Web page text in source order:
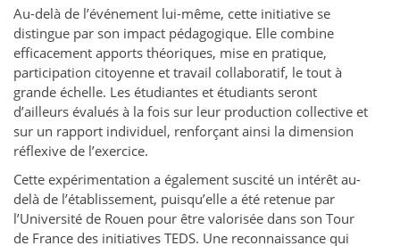
Au-delà de l’événement lui-même, cette initiative se
distingue par son impact pédagogique. Elle combine
efficacement apports théoriques, mise en pratique,
participation citoyenne et travail collaboratif, le tout à
grande échelle. Les étudiantes et étudiants seront
d’ailleurs évalués à la fois sur leur production collective et
sur un rapport individuel, renforçant ainsi la dimension
réflexive de l’exercice.
Cette expérimentation a également suscité un intérêt au-
delà de l’établissement, puisqu’elle a été retenue par
l’Université de Rouen pour être valorisée dans son Tour
de France des initiatives TEDS. Une reconnaissance qui